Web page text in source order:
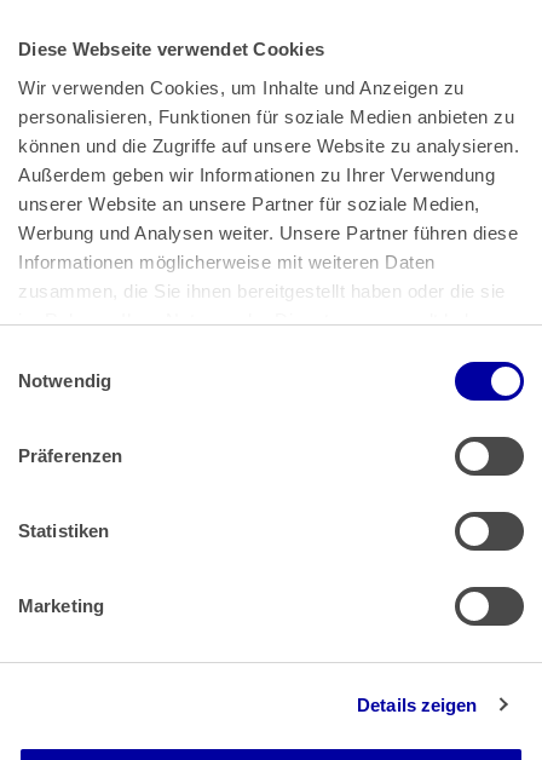
Diese Webseite verwendet Cookies
Wir verwenden Cookies, um Inhalte und Anzeigen zu
personalisieren, Funktionen für soziale Medien anbieten zu
können und die Zugriffe auf unsere Website zu analysieren.
Außerdem geben wir Informationen zu Ihrer Verwendung
unserer Website an unsere Partner für soziale Medien,
Werbung und Analysen weiter. Unsere Partner führen diese
Informationen möglicherweise mit weiteren Daten
zusammen, die Sie ihnen bereitgestellt haben oder die sie
im Rahmen Ihrer Nutzung der Dienste gesammelt haben.
Impressum
Notwendig
Präferenzen
Statistiken
Marketing
Details zeigen
Bundeskanzlerplatz 2
53113 Bonn
Pressemitteilungen|AGB
Impressum|Datenschutz
Muster Widerrufsformular (PDF)
Barrierefreiheit